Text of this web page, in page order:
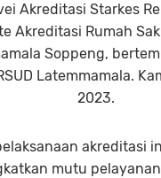
Akreditasi Starkes
Akreditasi Rumah
Soppeng,
Latemmamala.
2023.
akreditasi
mutu